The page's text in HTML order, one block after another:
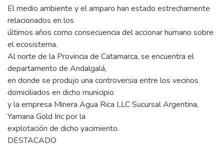
El medio ambiente y el amparo han estado estrechamente
relacionados en los
últimos años como consecuencia del accionar humano sobre
el ecosistema.
Al norte de la Provincia de Catamarca, se encuentra el
departamento de Andalgalá,
en donde se produjo una controversia entre los vecinos
domiciliados en dicho municipio
y la empresa Minera Agua Rica LLC Sucursal Argentina,
Yamana Gold Inc por la
explotación de dicho yacimiento.
DESTACADO